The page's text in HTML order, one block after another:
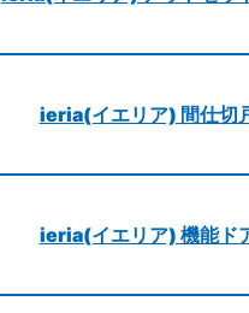
ieria(イエリア) 間仕切
ieria(イエリア) 機能ド